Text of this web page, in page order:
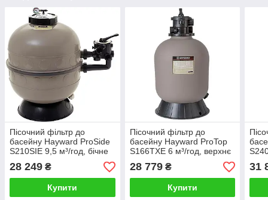
Пісочний фільтр до
басейну Hayward ProSide
S210SIE 9,5 м³/год, бічне
підключення
28 249 ₴
Купити
Пісочний фільтр до
басейну Hayward ProTop
S166TXE 6 м³/год, верхнє
підключення
28 779₴
Купити
31